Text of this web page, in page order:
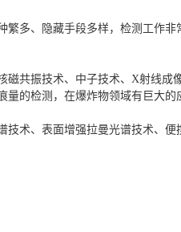
多、隐藏手段多样，检测工作
共振技术、中子技术、X射线成
的检测，在爆炸物领域有巨大的
术、表面增强拉曼光谱技术、